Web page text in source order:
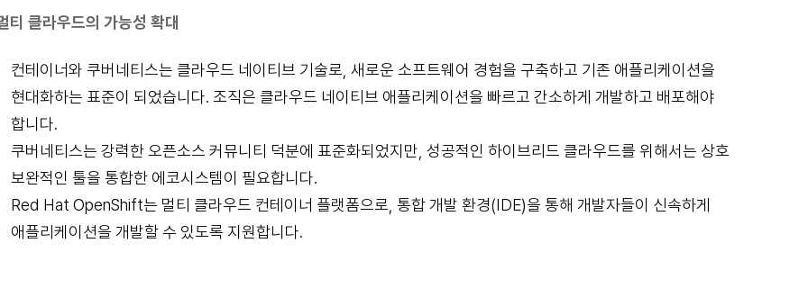
티 클라우드의 가능성 확대
컨테이너와 쿠버네티스는 클라우드 네이티브 기술로, 새로운 소프트웨어 경험을 구축하고 기존 애플리케이션을
현대화하는 표준이 되었습니다. 조직은 클라우드 네이티브 애플리케이션을 빠르고 간소하게 개발하고 배포해야
합니다.
쿠버네티스는 강력한 오픈소스 커뮤니티 덕분에 표준화되었지만, 성공적인 하이브리드 클라우드를 위해서는 상호
보완적인 툴을 통합한 에코시스템이 필요합니다.
Red Hat OpenShift는 멀티 클라우드 컨테이너 플랫폼으로, 통합 개발 환경(IDE)을 통해 개발자들이 신속하게
애플리케이션을 개발할 수 있도록 지원합니다.